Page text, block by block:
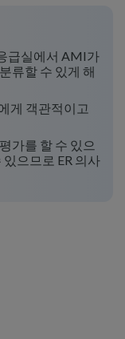
급실에서 AMI가
류할 수 있게 해
게 객관적이고
가를 할 수 있으
으므로 ER 의사